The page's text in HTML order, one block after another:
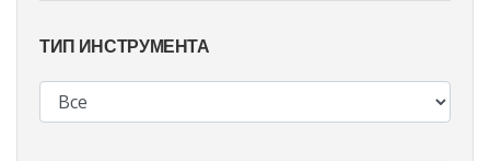
ТИП ИНСТРУМЕНТА